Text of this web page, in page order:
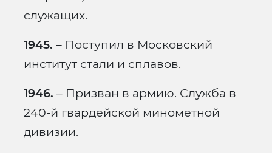
служащих.
1945. – Поступил в Московский
институт стали и сплавов.
1946. – Призван в армию. Служба в
240-й гвардейской минометной
дивизии.